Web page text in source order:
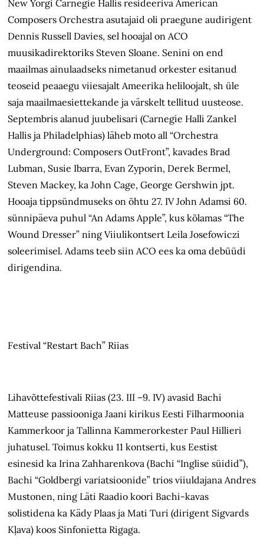
New Yorgi Carnegie Hallis resideeriva American
Composers Orchestra asutajaid oli praegune audirigent
Dennis Russell Davies, sel hooajal on ACO
muusikadirektoriks Steven Sloane. Senini on end
maailmas ainulaadseks nimetanud orkester esitanud
teoseid peaaegu viiesajalt Ameerika heliloojalt, sh üle
saja maailmaesiettekande ja värskelt tellitud uusteose.
Septembris alanud juubelisari (Carnegie Halli Zankel
Hallis ja Philadelphias) läheb moto all “Orchestra
Underground: Composers OutFront”, kavades Brad
Lubman, Susie Ibarra, Evan Zyporin, Derek Bermel,
Steven Mackey, ka John Cage, George Gershwin jpt.
Hooaja tippsündmuseks on õhtu 27. IV John Adamsi 60.
sünnipäeva puhul “An Adams Apple”, kus kõlamas “The
Wound Dresser” ning Viiulikontsert Leila Josefowiczi
soleerimisel. Adams teeb siin ACO ees ka oma debüüdi
dirigendina.
Festival “Restart Bach” Riias
Lihavõttefestivali Riias (23. III –9. IV) avasid Bachi
Matteuse passiooniga Jaani kirikus Eesti Filharmoonia
Kammerkoor ja Tallinna Kammerorkester Paul Hillieri
juhatusel. Toimus kokku 11 kontserti, kus Eestist
esinesid ka Irina Zahharenkova (Bachi “Inglise süidid”),
Bachi “Goldbergi variatsioonide” trios viiuldajana Andres
Mustonen, ning Läti Raadio koori Bachi-kavas
solistidena ka Kädy Plaas ja Mati Turi (dirigent Sigvards
Kļava) koos Sinfonietta Rigaga.